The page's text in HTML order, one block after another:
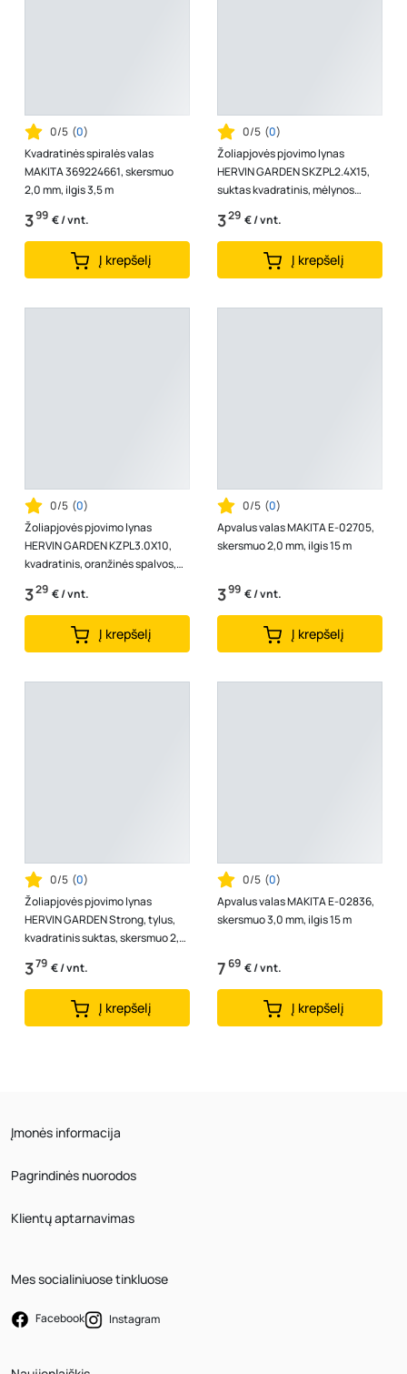
0/5 (0)
Kvadratinės spiralės valas
MAKITA 369224661, skersmuo
2,0 mm, ilgis 3,5 m
399 € / vnt.
Į krepšelį
0/5 (0)
Žoliapjovės pjovimo lynas
HERVIN GARDEN SKZPL2.4X15,
suktas kvadratinis, mėlynos
spalvos, skersmuo 2,4 mm, 15 m
329 € / vnt.
Į krepšelį
0/5 (0)
Žoliapjovės pjovimo lynas
HERVIN GARDEN KZPL3.0X10,
kvadratinis, oranžinės spalvos,
skersmuo 3,0 mm, 10 m
329 € / vnt.
Į krepšelį
0/5 (0)
Apvalus valas MAKITA E-02705,
skersmuo 2,0 mm, ilgis 15 m
399 € / vnt.
Į krepšelį
0/5 (0)
Žoliapjovės pjovimo lynas
HERVIN GARDEN Strong, tylus,
kvadratinis suktas, skersmuo 2,4
mm, 15 m
379 € / vnt.
Į krepšelį
0/5 (0)
Apvalus valas MAKITA E-02836,
skersmuo 3,0 mm, ilgis 15 m
769 € / vnt.
Į krepšelį
Įmonės informacija
Pagrindinės nuorodos
Klientų aptarnavimas
Mes socialiniuose tinkluose
Facebook Instagram